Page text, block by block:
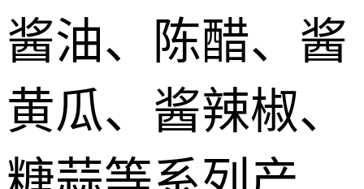
酱油、陈醋、酱
黄瓜、酱辣椒、